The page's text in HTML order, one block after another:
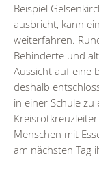
Beispiel
ausbricht, kann
weiterfahren.
Behinderte und
Aussicht auf eine
deshalb
in einer Schule
Menschen mit
am nächsten Tag